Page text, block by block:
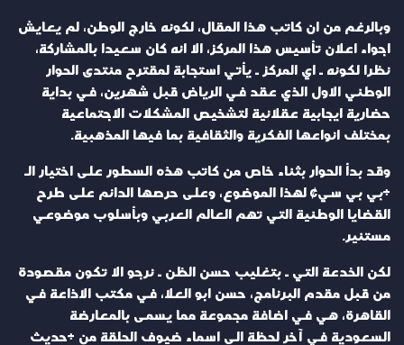
وبالرغم من ان كاتب هذا المقال، لكونه خارج الوطن، لم يعايش
اجواء اعلان تأسيس هذا المركز، الا انه كان سعيدا بالمشاركة،
نظرا لكونه ـ اي المركز ـ يأتي استجابة لمقترح منتدى الحوار
الوطني الاول الذي عقد في الرياض قبل شهرين، في بداية
حضارية ايجابية عقلانية لتشخيص المشكلات الاجتماعية
بمختلف انواعها الفكرية والثقافية بما فيها المذهبية.
وقد بدأ الحوار بثناء خاص من كاتب هذه السطور على اختيار الـ
«بي بي سي» لهذا الموضوع، وعلى حرصها الدائم على طرح
القضايا الوطنية التي تهم العالم العربي وبأسلوب موضوعي
مستنير.
لكن الخدعة التي ـ بتغليب حسن الظن ـ نرجو الا تكون مقصودة
من قبل مقدم البرنامج، حسن ابو العلا، في مكتب الاذاعة في
القاهرة، هي في اضافة مجموعة مما يسمى بالمعارضة
السعودية في آخر لحظة الى اسماء ضيوف الحلقة من «حديث